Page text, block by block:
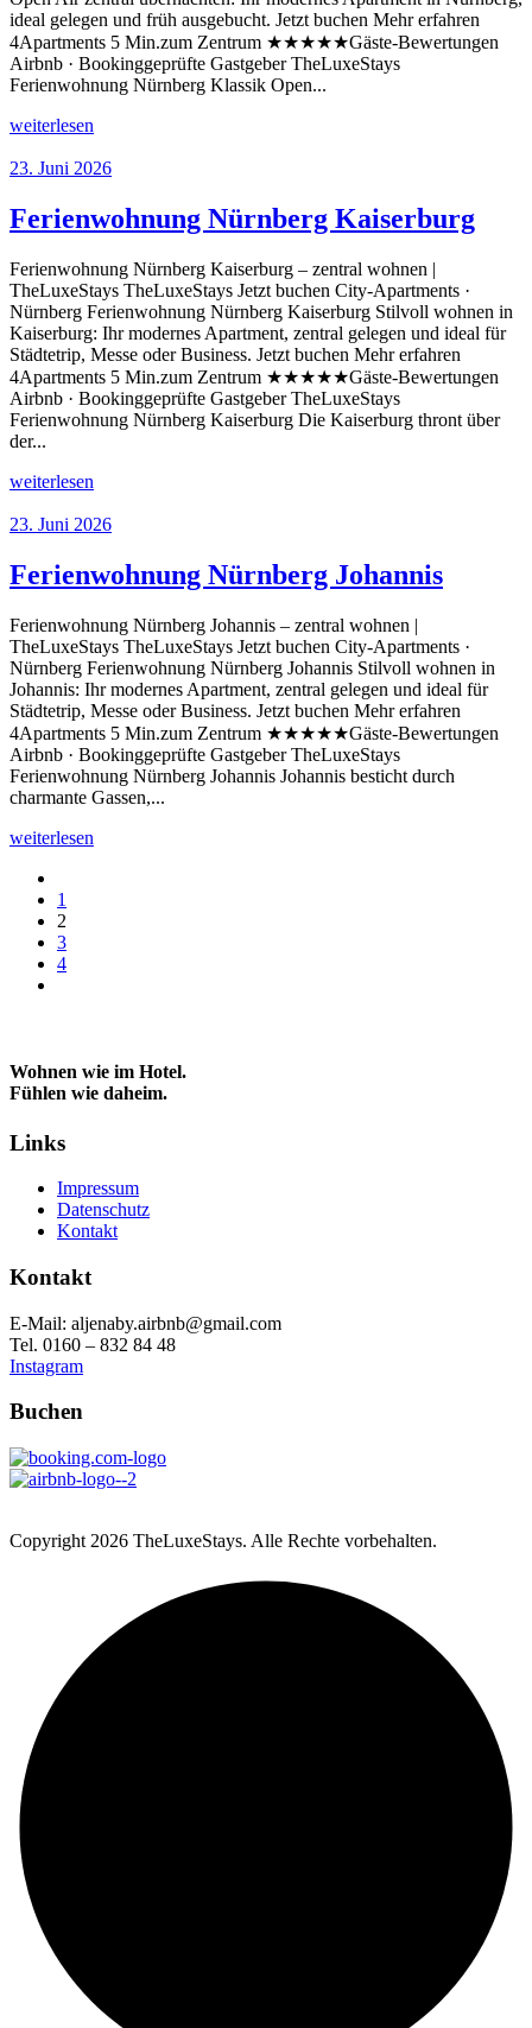
ideal gelegen und früh ausgebucht. Jetzt buchen Mehr erfahren
4Apartments 5 Min.zum Zentrum ★★★★★Gäste-Bewertungen
Airbnb · Bookinggeprüfte Gastgeber TheLuxeStays
Ferienwohnung Nürnberg Klassik Open...
weiterlesen
23. Juni 2026
Ferienwohnung Nürnberg Kaiserburg
Ferienwohnung Nürnberg Kaiserburg – zentral wohnen |
TheLuxeStays TheLuxeStays Jetzt buchen City-Apartments ·
Nürnberg Ferienwohnung Nürnberg Kaiserburg Stilvoll wohnen in
Kaiserburg: Ihr modernes Apartment, zentral gelegen und ideal für
Städtetrip, Messe oder Business. Jetzt buchen Mehr erfahren
4Apartments 5 Min.zum Zentrum ★★★★★Gäste-Bewertungen
Airbnb · Bookinggeprüfte Gastgeber TheLuxeStays
Ferienwohnung Nürnberg Kaiserburg Die Kaiserburg thront über
der...
weiterlesen
23. Juni 2026
Ferienwohnung Nürnberg Johannis
Ferienwohnung Nürnberg Johannis – zentral wohnen |
TheLuxeStays TheLuxeStays Jetzt buchen City-Apartments ·
Nürnberg Ferienwohnung Nürnberg Johannis Stilvoll wohnen in
Johannis: Ihr modernes Apartment, zentral gelegen und ideal für
Städtetrip, Messe oder Business. Jetzt buchen Mehr erfahren
4Apartments 5 Min.zum Zentrum ★★★★★Gäste-Bewertungen
Airbnb · Bookinggeprüfte Gastgeber TheLuxeStays
Ferienwohnung Nürnberg Johannis Johannis besticht durch
charmante Gassen,...
weiterlesen
1
2
3
4
Wohnen wie im Hotel.
Fühlen wie daheim.
Links
Impressum
Datenschutz
Kontakt
Kontakt
E-Mail: aljenaby.airbnb@gmail.com
Tel. 0160 – 832 84 48
Instagram
Buchen
Copyright 2026 TheLuxeStays. Alle Rechte vorbehalten.